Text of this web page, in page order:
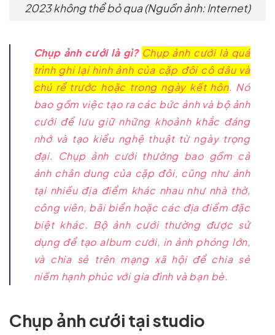
2023 không thể bỏ qua (Nguồn ảnh: Internet)
Chụp ảnh cưới là gì? Chụp ảnh cưới là quá
trình ghi lại hình ảnh của cặp đôi cô dâu và
chú rể trước hoặc trong ngày kết hôn. Nó
bao gồm việc tạo ra các bức ảnh và bộ ảnh
cưới để lưu giữ những khoảnh khắc đáng
nhớ và tạo kiểu nghệ thuật từ ngày trọng
đại. Chụp ảnh cưới thường bao gồm cả
ảnh chân dung của cặp đôi, cũng như ảnh
tại nhiều địa điểm khác nhau như nhà thờ,
công viên, bãi biển hoặc các địa điểm đặc
biệt khác. Bộ ảnh cưới thường được sử
dụng để tạo album cưới, in ảnh phóng lớn,
và chia sẻ trên mạng xã hội để chia sẻ
niềm hạnh phúc với gia đình và bạn bè.
Chụp ảnh cưới tại studio